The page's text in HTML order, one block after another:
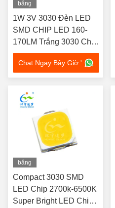
băng
hình
1W 3V 3030 Đèn LED
SMD CHIP LED 160-
170LM Trắng 3030 Chip
Led SMD
Chat Ngay Bây Giờ '
băng
Compact 3030 SMD
LED Chip 2700k-6500K
Super Bright LED Chip